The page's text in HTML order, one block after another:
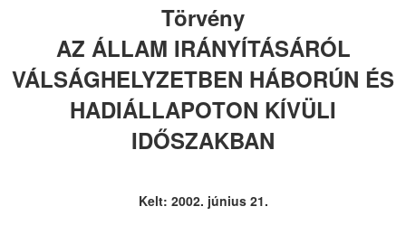
Törvény
AZ ÁLLAM IRÁNYÍTÁSÁRÓL
VÁLSÁGHELYZETBEN HÁBORÚN ÉS
HADIÁLLAPOTON KÍVÜLI
IDŐSZAKBAN
Kelt: 2002. június 21.